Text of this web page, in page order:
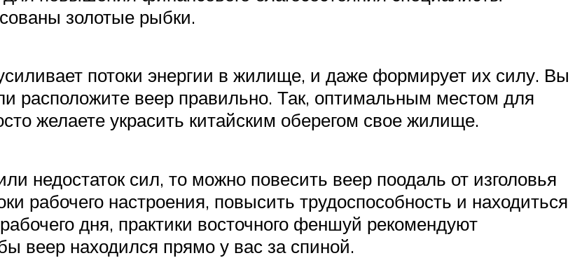
золотые рыбки.
потоки энергии в жилище, и даже формирует их силу. Вы
расположите веер правильно. Так, оптимальным местом для
желаете украсить китайским оберегом свое жилище.
недостаток сил, то можно повесить веер поодаль от изголовья
рабочего настроения, повысить трудоспособность и находиться
дня, практики восточного феншуй рекомендуют
веер находился прямо у вас за спиной.